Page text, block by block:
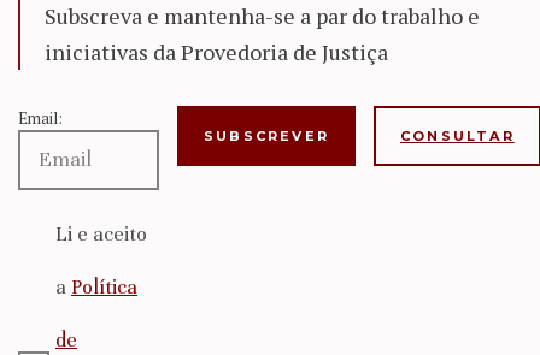
Subscreva e mantenha-se a par do trabalho e
iniciativas da Provedoria de Justiça
Email:
Li e aceito
a Política
de
CONSULTAR